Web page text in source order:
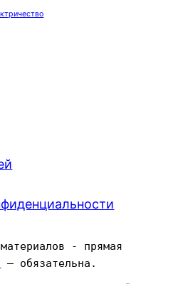
- прямая
— обязательна.